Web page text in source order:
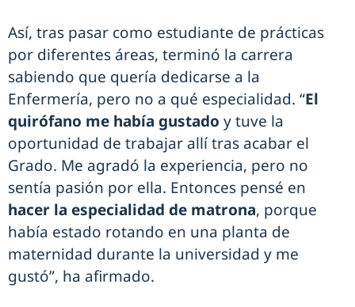
Así, tras pasar como estudiante de prácticas
por diferentes áreas, terminó la carrera
sabiendo que quería dedicarse a la
Enfermería, pero no a qué especialidad. “El
quirófano me había gustado y tuve la
oportunidad de trabajar allí tras acabar el
Grado. Me agradó la experiencia, pero no
sentía pasión por ella. Entonces pensé en
hacer la especialidad de matrona, porque
había estado rotando en una planta de
maternidad durante la universidad y me
gustó”, ha afirmado.